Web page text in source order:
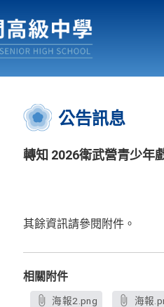
事曆
:::
公告訊息
轉知 2026衛武營青少年
其餘資訊請參閱附件。
相關附件
海報2.png 海報